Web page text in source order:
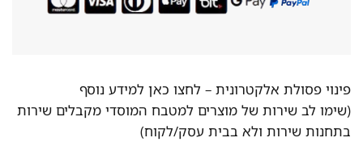
פינוי פסולת אלקטרונית – לחצו כאן למידע נוסף
(שימו לב שירות של מוצרים למטבח המוסדי מקבלים שירות
בתחנות שירות ולא בבית עסק/לקוח)